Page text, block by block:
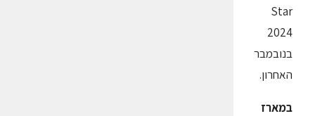
Star
2024
בנובמבר
האחרון.
במארז